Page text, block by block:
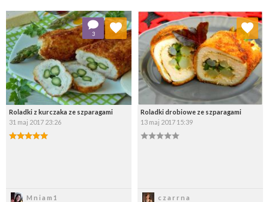
Roladki z kurczaka ze szparagami
31 maj 2017 23:26
Mniam1
3
Dodaj do ulubionych
Wybierz listę:
Roladki drobiowe ze szparagami
13 maj 2017 15:39
czarrna
Dodaj do ulubionych
Wybierz listę: